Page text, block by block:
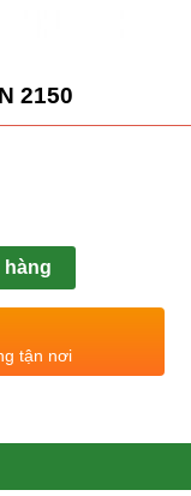
2150
hàng
tận nơi